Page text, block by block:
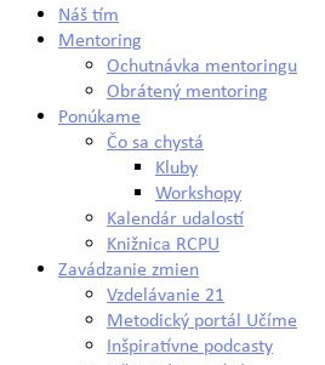
Náš tím
Mentoring
Ochutnávka mentoringu
Obrátený mentoring
Ponúkame
Čo sa chystá
Kluby
Workshopy
Kalendár udalostí
Knižnica RCPU
Zavádzanie zmien
Vzdelávanie 21
Metodický portál Učíme
Inšpiratívne podcasty